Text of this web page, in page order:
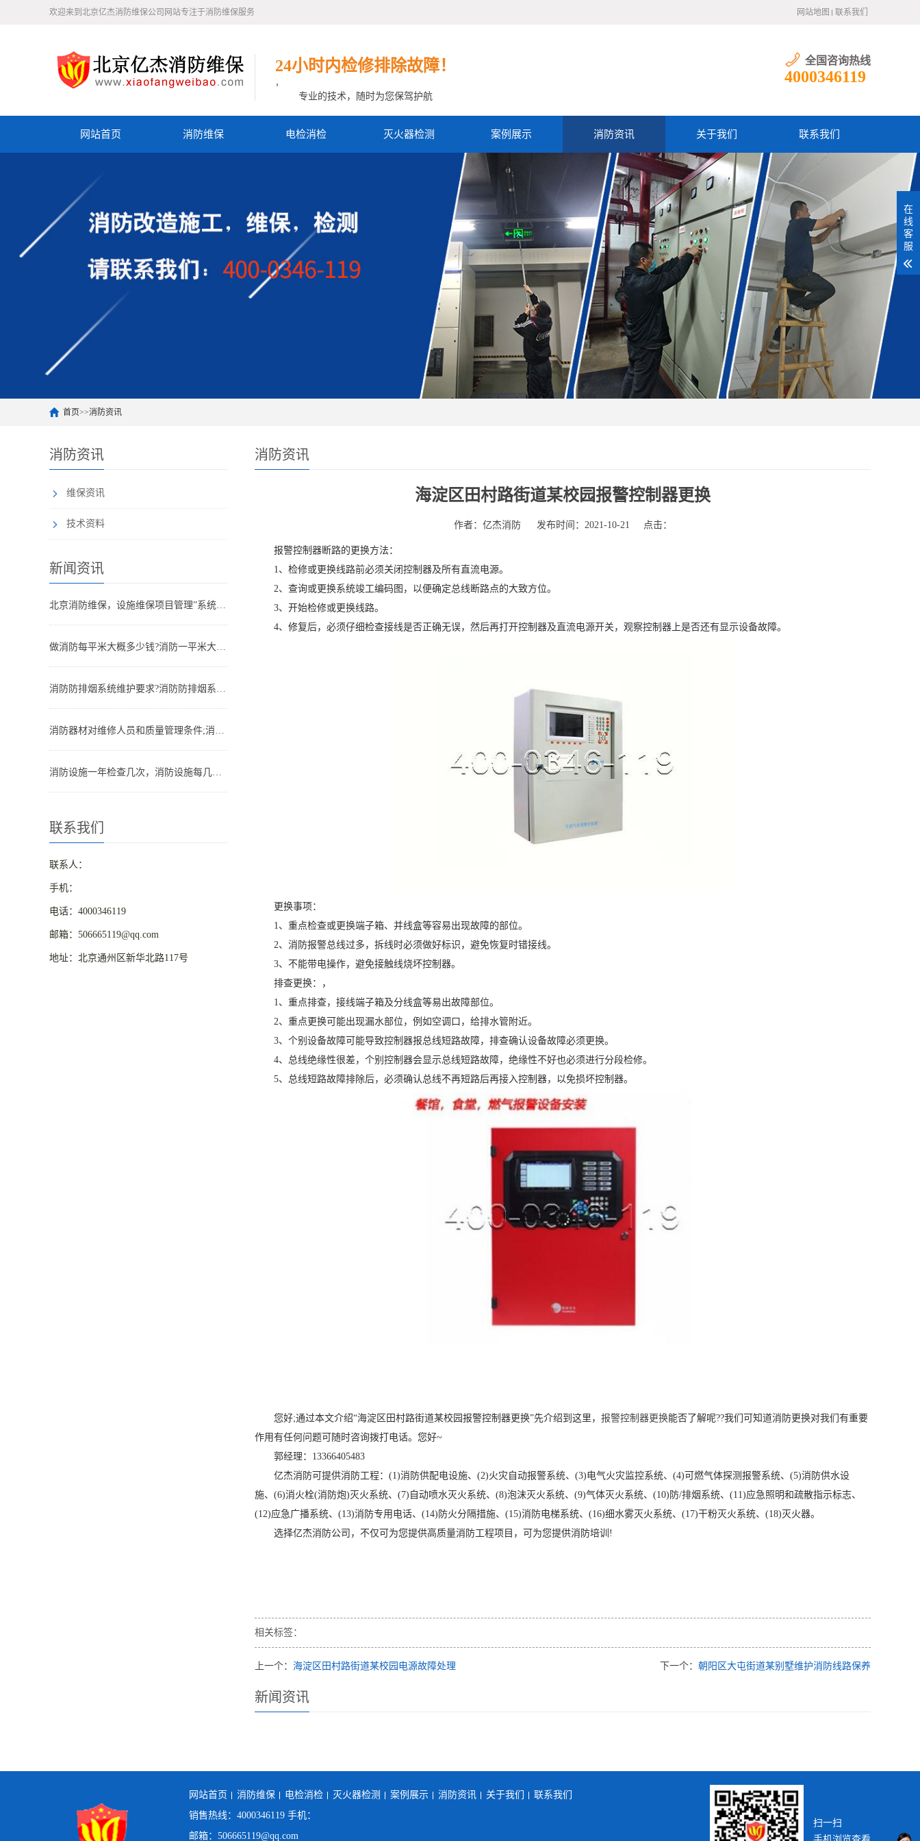
欢迎来到北京亿杰消防维保公司网站专注于消防维保服务 网站地图 联系我们
24小时内检修排除故障！
，
专业的技术，随时为您保驾护航
全国咨询热线
4000346119
网站首页 消防维保 电检消检 灭火器检测 案例展示 消防资讯 关于我们 联系我们
首页>>消防资讯
消防资讯
维保资讯
技术资料
新闻资讯
北京消防维保，设施维保项目管理”系统应急启动功能的数量应如何填写？
做消防每平米大概多少钱?消防一平米大约多少钱
消防防排烟系统维护要求?消防防排烟系统包括什么
消防器材对维修人员和质量管理条件;消防器材管理要求
消防设施一年检查几次，消防设施每几年检查一次
联系我们
联系人：
手机：
电话：4000346119
邮箱：506665119@qq.com
地址：北京通州区新华北路117号
消防资讯
海淀区田村路街道某校园报警控制器更换
作者：亿杰消防 发布时间：2021-10-21 点击：
报警控制器断路的更换方法：
1、检修或更换线路前必须关闭控制器及所有直流电源。
2、查询或更换系统竣工编码图，以便确定总线断路点的大致方位。
3、开始检修或更换线路。
4、修复后，必须仔细检查接线是否正确无误，然后再打开控制器及直流电源开关，观察控制器上是否还有显示设备故障。
更换事项：
1、重点检查或更换端子箱、并线盒等容易出现故障的部位。
2、消防报警总线过多，拆线时必须做好标识，避免恢复时错接线。
3、不能带电操作，避免接触线烧坏控制器。
排查更换：，
1、重点排查，接线端子箱及分线盒等易出故障部位。
2、重点更换可能出现漏水部位，例如空调口，给排水管附近。
3、个别设备故障可能导致控制器报总线短路故障，排查确认设备故障必须更换。
4、总线绝缘性很差，个别控制器会显示总线短路故障，绝缘性不好也必须进行分段检修。
5、总线短路故障排除后，必须确认总线不再短路后再接入控制器，以免损坏控制器。
您好;通过本文介绍“海淀区田村路街道某校园报警控制器更换”先介绍到这里， 报警控制器更换能否了解呢??我们可知道消防更换对我们有重要
作用有任何问题可随时咨询拨打电话。您好~
郭经理：13366405483
亿杰消防可提供消防工程：(1)消防供配电设施、(2)火灾自动报警系统、(3)电气火灾监控系统、(4)可燃气体探测报警系统、(5)消防供水设
施、(6)消火栓(消防炮)灭火系统、(7)自动喷水灭火系统、(8)泡沫灭火系统、(9)气体灭火系统、(10)防/排烟系统、(11)应急照明和疏散指示标志、
(12)应急广播系统、(13)消防专用电话、(14)防火分隔措施、(15)消防电梯系统、(16)细水雾灭火系统、(17)干粉灭火系统、(18)灭火器。
选择亿杰消防公司，不仅可为您提供高质量消防工程项目，可为您提供消防培训!
相关标签：
上一个： 海淀区田村路街道某校园电源故障处理 下一个： 朝阳区大屯街道某别墅维护消防线路保养
新闻资讯
网站首页 消防维保 电检消检 灭火器检测 案例展示 消防资讯 关于我们
联系我们
销售热线：4000346119 手机：
邮箱：506665119@qq.com
扫一扫
在
线
客
服